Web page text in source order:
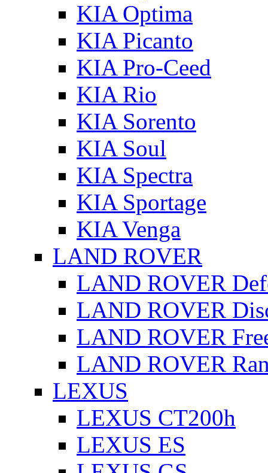
KIA Optima
KIA Picanto
KIA Pro-Ceed
KIA Rio
KIA Sorento
KIA Soul
KIA Spectra
KIA Sportage
KIA Venga
LAND ROVER
LAND ROVER
LAND ROVER
LAND ROVER
LAND ROVER
LEXUS
LEXUS CT200h
LEXUS ES